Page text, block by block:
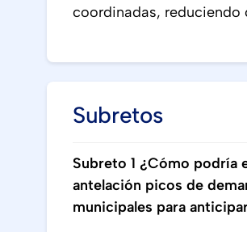
coordinadas, reduciendo
Subretos
Subreto 1 ¿Cómo podría
antelación picos de
municipales para